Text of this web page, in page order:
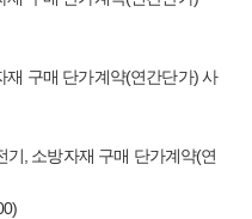
재 구매 단가계약(연간단가) 사
기, 소방자재 구매 단가계약(연